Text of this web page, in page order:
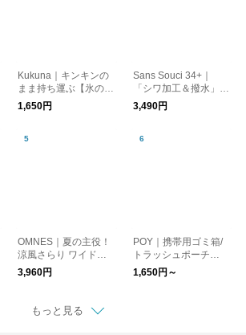
Kukuna｜キンキンの
まま持ち運ぶ【氷の
う】アイスパック保冷
剤 3wayスティックボ
1,650円
Sans Souci 34+｜
「シワ加工＆撥水」ス
トレッチ きれいめパ
ンツ
3,490円
OMNES｜夏の主役！
涼風さらり ワイドパ
ンツ
3,960円
POY｜携帯用ゴミ箱/
トラッシュポーチ
【メール便】 トラベ
ルグッズ
1,650円～
もっと見る